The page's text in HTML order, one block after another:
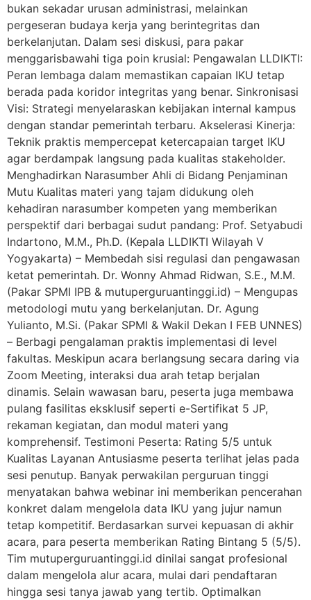
bukan sekadar urusan administrasi, melainkan
pergeseran budaya kerja yang berintegritas dan
berkelanjutan. Dalam sesi diskusi, para pakar
menggarisbawahi tiga poin krusial: Pengawalan LLDIKTI:
Peran lembaga dalam memastikan capaian IKU tetap
berada pada koridor integritas yang benar. Sinkronisasi
Visi: Strategi menyelaraskan kebijakan internal kampus
dengan standar pemerintah terbaru. Akselerasi Kinerja:
Teknik praktis mempercepat ketercapaian target IKU
agar berdampak langsung pada kualitas stakeholder.
Menghadirkan Narasumber Ahli di Bidang Penjaminan
Mutu Kualitas materi yang tajam didukung oleh
kehadiran narasumber kompeten yang memberikan
perspektif dari berbagai sudut pandang: Prof. Setyabudi
Indartono, M.M., Ph.D. (Kepala LLDIKTI Wilayah V
Yogyakarta) – Membedah sisi regulasi dan pengawasan
ketat pemerintah. Dr. Wonny Ahmad Ridwan, S.E., M.M.
(Pakar SPMI IPB & mutuperguruantinggi.id) – Mengupas
metodologi mutu yang berkelanjutan. Dr. Agung
Yulianto, M.Si. (Pakar SPMI & Wakil Dekan I FEB UNNES)
– Berbagi pengalaman praktis implementasi di level
fakultas. Meskipun acara berlangsung secara daring via
Zoom Meeting, interaksi dua arah tetap berjalan
dinamis. Selain wawasan baru, peserta juga membawa
pulang fasilitas eksklusif seperti e-Sertifikat 5 JP,
rekaman kegiatan, dan modul materi yang
komprehensif. Testimoni Peserta: Rating 5/5 untuk
Kualitas Layanan Antusiasme peserta terlihat jelas pada
sesi penutup. Banyak perwakilan perguruan tinggi
menyatakan bahwa webinar ini memberikan pencerahan
konkret dalam mengelola data IKU yang jujur namun
tetap kompetitif. Berdasarkan survei kepuasan di akhir
acara, para peserta memberikan Rating Bintang 5 (5/5).
Tim mutuperguruantinggi.id dinilai sangat profesional
dalam mengelola alur acara, mulai dari pendaftaran
hingga sesi tanya jawab yang tertib. Optimalkan